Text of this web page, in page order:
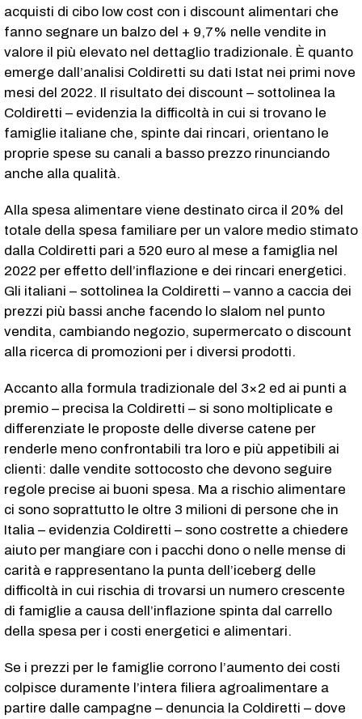
acquisti di cibo low cost con i discount alimentari che
fanno segnare un balzo del + 9,7% nelle vendite in
valore il più elevato nel dettaglio tradizionale. È quanto
emerge dall’analisi Coldiretti su dati Istat nei primi nove
mesi del 2022. Il risultato dei discount – sottolinea la
Coldiretti – evidenzia la difficoltà in cui si trovano le
famiglie italiane che, spinte dai rincari, orientano le
proprie spese su canali a basso prezzo rinunciando
anche alla qualità.
Alla spesa alimentare viene destinato circa il 20% del
totale della spesa familiare per un valore medio stimato
dalla Coldiretti pari a 520 euro al mese a famiglia nel
2022 per effetto dell’inflazione e dei rincari energetici.
Gli italiani – sottolinea la Coldiretti – vanno a caccia dei
prezzi più bassi anche facendo lo slalom nel punto
vendita, cambiando negozio, supermercato o discount
alla ricerca di promozioni per i diversi prodotti.
Accanto alla formula tradizionale del 3×2 ed ai punti a
premio – precisa la Coldiretti – si sono moltiplicate e
differenziate le proposte delle diverse catene per
renderle meno confrontabili tra loro e più appetibili ai
clienti: dalle vendite sottocosto che devono seguire
regole precise ai buoni spesa. Ma a rischio alimentare
ci sono soprattutto le oltre 3 milioni di persone che in
Italia – evidenzia Coldiretti – sono costrette a chiedere
aiuto per mangiare con i pacchi dono o nelle mense di
carità e rappresentano la punta dell’iceberg delle
difficoltà in cui rischia di trovarsi un numero crescente
di famiglie a causa dell’inflazione spinta dal carrello
della spesa per i costi energetici e alimentari.
Se i prezzi per le famiglie corrono l’aumento dei costi
colpisce duramente l’intera filiera agroalimentare a
partire dalle campagne – denuncia la Coldiretti – dove